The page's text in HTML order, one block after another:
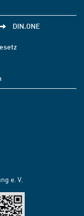
DIN.ONE
e. V.